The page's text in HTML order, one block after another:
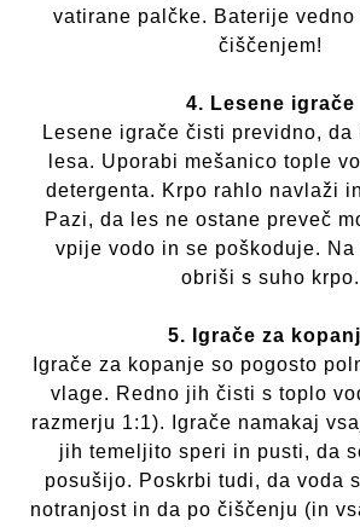
vatirane palčke. Baterije vedno
čiščenjem!
4. Lesene igrače
Lesene igrače čisti previdno, da
lesa. Uporabi mešanico tople
detergenta. Krpo rahlo navlaži
Pazi, da les ne ostane preveč
vpije vodo in se poškoduje. Na
obriši s suho krpo.
5. Igrače za
Igrače za kopanje so pogosto
vlage. Redno jih čisti s toplo
razmerju 1:1). Igrače namakaj
jih temeljito speri in pusti, da
posušijo. Poskrbi tudi, da voda
notranjost in da po čiščenju (in